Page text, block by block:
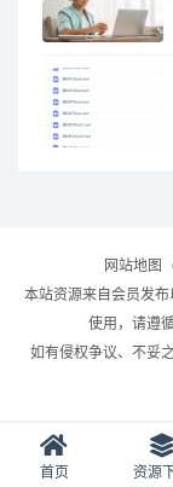
网站地图
本站资源来自会员发
使用，请遵
如有侵权争议、不妥
首页 资源